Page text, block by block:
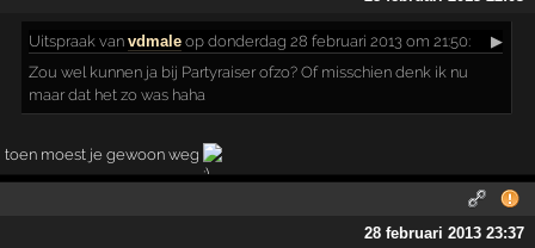
Uitspraak vanvdmale op donderdag 28 februari 2013 om 21:50:
▶
Zou wel kunnen ja bij Partyraiser ofzo? Of misschien denk ik nu
maar dat het zo was haha
toen moest je gewoon weg
28 februari 2013 23:37